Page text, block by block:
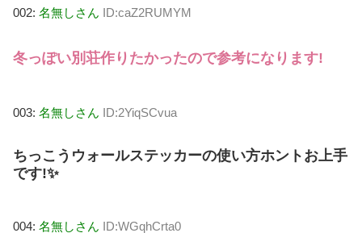
002: 名無しさん ID:caZ2RUMYM
冬っぽい別荘作りたかったので参考になります!
003: 名無しさん ID:2YiqSCvua
ちっこうウォールステッカーの使い方ホントお上手
です!✨
004: 名無しさん ID:WGqhCrta0